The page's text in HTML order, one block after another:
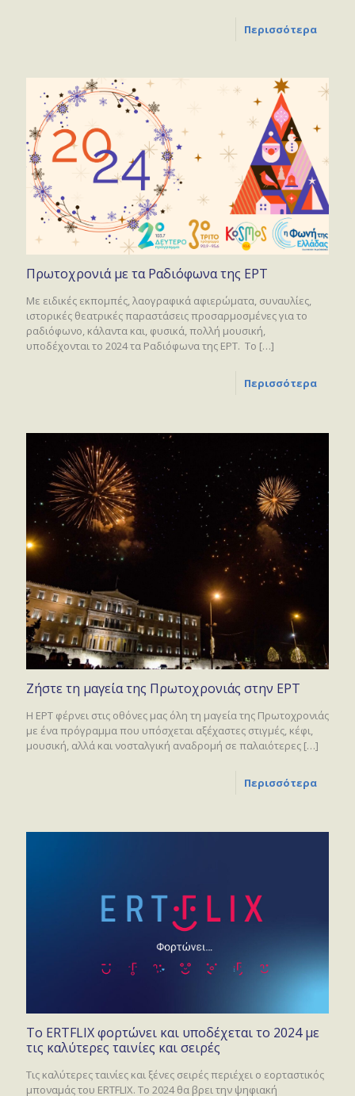
Περισσότερα
Πρωτοχρονιά με τα Ραδιόφωνα της ΕΡΤ
Με ειδικές εκπομπές, λαογραφικά αφιερώματα, συναυλίες,
ιστορικές θεατρικές παραστάσεις προσαρμοσμένες για το
ραδιόφωνο, κάλαντα και, φυσικά, πολλή μουσική,
υποδέχονται το 2024 τα Ραδιόφωνα της ΕΡΤ. Το […]
Περισσότερα
Ζήστε τη μαγεία της Πρωτοχρονιάς στην ΕΡΤ
Η ΕΡΤ φέρνει στις οθόνες μας όλη τη μαγεία της Πρωτοχρονιάς
με ένα πρόγραμμα που υπόσχεται αξέχαστες στιγμές, κέφι,
μουσική, αλλά και νοσταλγική αναδρομή σε παλαιότερες […]
Περισσότερα
Το ERTFLIX φορτώνει και υποδέχεται το 2024 με
τις καλύτερες ταινίες και σειρές
Τις καλύτερες ταινίες και ξένες σειρές περιέχει ο εορταστικός
μποναμάς του ERTFLIX. Το 2024 θα βρει την ψηφιακή